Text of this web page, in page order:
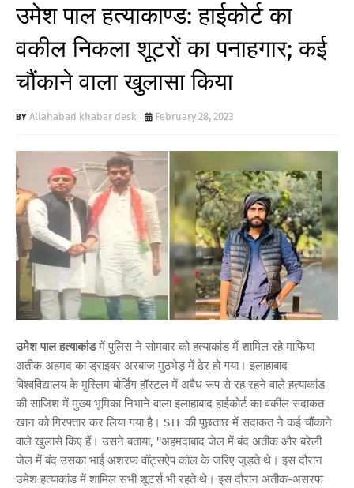
उमेश पाल हत्याकाण्ड: हाईकोर्ट का
वकील निकला शूटरों का पनाहगार; कई
चौंकाने वाला खुलासा किया
Allahabad khabar desk February 28, 2023
उमेश पाल हत्याकांडमें पुलिस ने सोमवार को हत्याकांड में शामिल रहे माफिया
अतीक अहमद का ड्राइवर अरबाज मुठभेड़ में ढेर हो गया। इलाहाबाद
विश्वविद्यालय के मुस्लिम बोर्डिंग हॉस्टल में अवैध रूप से रह रहने वाले हत्याकांड
की साजिश में मुख्य भूमिका निभाने वाला इलाहाबाद हाईकोर्ट का वकील सदाकत
खान को गिरफ्तार कर लिया गया है। STF की पूछताछ में सदाकत ने कई चौंकाने
वाले खुलासे किए हैं। उसने बताया, ''अहमदाबाद जेल में बंद अतीक और बरेली
जेल में बंद उसका भाई अशरफ वॉट्सऐप कॉल के जरिए जुड़ते थे। इस दौरान
उमेश हत्याकांड में शामिल सभी शूटर्स भी रहते थे। इस दौरान अतीक-असरफ